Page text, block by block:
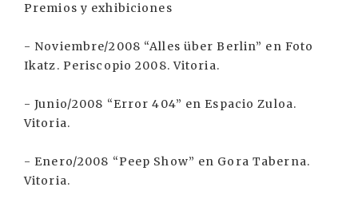
Premios y exhibiciones
- Noviembre/2008 “Alles über Berlin” en Foto
Ikatz. Periscopio 2008. Vitoria.
- Junio/2008 “Error 404” en Espacio Zuloa.
Vitoria.
- Enero/2008 “Peep Show” en Gora Taberna.
Vitoria.